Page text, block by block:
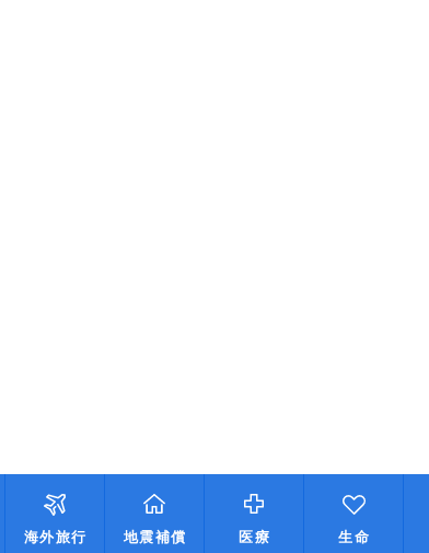
海外旅行 地震補償 医療 生命